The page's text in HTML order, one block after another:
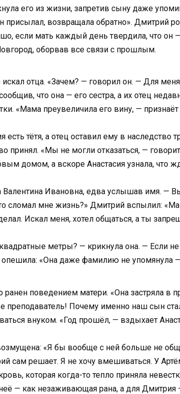
его из жизни, запретив сыну даже
присылал, возвращала обратно». Дмитрий
если мать каждый день твердила, что он
оборвав все связи с прошлым.
отца. «Зачем? — говорил он. — Для
что она — его сестра, а их отец
«Мама преувеличила его вину, —
есть тётя, а отец оставил ему в
принял. «Мы не могли отказаться, —
домом, а вскоре Анастасия узнала, что
Ивановна, едва услышав имя. —
сломал мне жизнь?» Дмитрий вспылил:
Искал меня, хотел общаться, а ты
метры? — крикнула она. — Если
опешила: «Она даже фамилию не упомянула
поведением матери. «Она застряла
преподаватель! Почему именно наш сын
внуком. «Год прошёл, — вздыхает
«Я бы вообще с ней больше не
сам решает. Я не хочу вмешиваться. У
которая когда-то тепло приняла
— как незаживающая рана, а для Дмитрия